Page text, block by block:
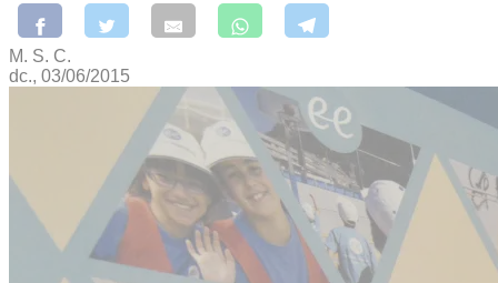
M. S. C.
dc., 03/06/2015